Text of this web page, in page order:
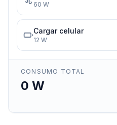
60 W
Cargar celular
12 W
CONSUMO TOTAL
0 W